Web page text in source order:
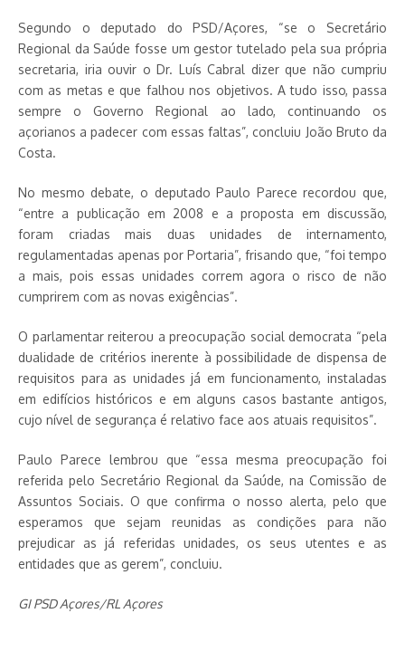
Segundo o deputado do PSD/Açores, “se o Secretário
Regional da Saúde fosse um gestor tutelado pela sua própria
secretaria, iria ouvir o Dr. Luís Cabral dizer que não cumpriu
com as metas e que falhou nos objetivos. A tudo isso, passa
sempre o Governo Regional ao lado, continuando os
açorianos a padecer com essas faltas”, concluiu João Bruto da
Costa.
No mesmo debate, o deputado Paulo Parece recordou que,
“entre a publicação em 2008 e a proposta em discussão,
foram criadas mais duas unidades de internamento,
regulamentadas apenas por Portaria”, frisando que, “foi tempo
a mais, pois essas unidades correm agora o risco de não
cumprirem com as novas exigências”.
O parlamentar reiterou a preocupação social democrata “pela
dualidade de critérios inerente à possibilidade de dispensa de
requisitos para as unidades já em funcionamento, instaladas
em edifícios históricos e em alguns casos bastante antigos,
cujo nível de segurança é relativo face aos atuais requisitos”.
Paulo Parece lembrou que “essa mesma preocupação foi
referida pelo Secretário Regional da Saúde, na Comissão de
Assuntos Sociais. O que confirma o nosso alerta, pelo que
esperamos que sejam reunidas as condições para não
prejudicar as já referidas unidades, os seus utentes e as
entidades que as gerem”, concluiu.
GI PSD Açores/RL Açores